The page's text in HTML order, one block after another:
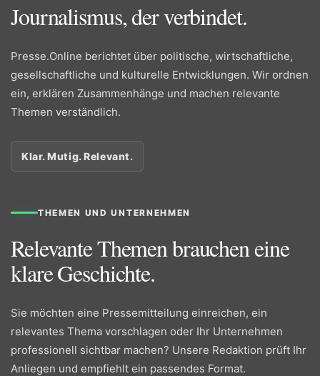
Journalismus, der verbindet.
Presse.Online berichtet über politische, wirtschaftliche,
gesellschaftliche und kulturelle Entwicklungen. Wir ordnen
ein, erklären Zusammenhänge und machen relevante
Themen verständlich.
Klar. Mutig. Relevant.
THEMEN UND UNTERNEHMEN
Relevante Themen brauchen eine
klare Geschichte.
Sie möchten eine Pressemitteilung einreichen, ein
relevantes Thema vorschlagen oder Ihr Unternehmen
professionell sichtbar machen? Unsere Redaktion prüft Ihr
Anliegen und empfiehlt ein passendes Format.